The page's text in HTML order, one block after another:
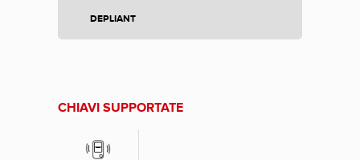
DEPLIANT
CHIAVI SUPPORTATE